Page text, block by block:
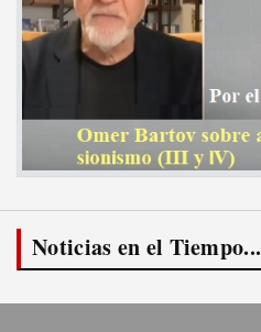
Noticias en el Tiempo...